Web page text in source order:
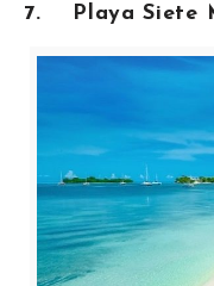
7. Playa Siete